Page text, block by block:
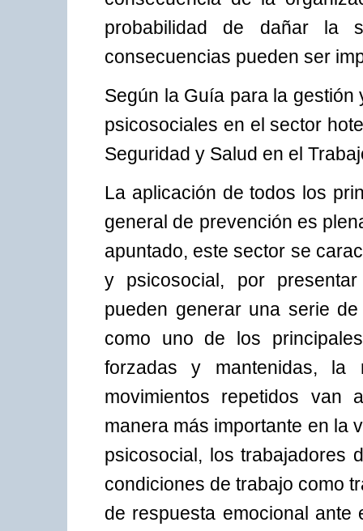
probabilidad de dañar la
consecuencias pueden ser
Según la Guía para la
psicosociales en el sector
Seguridad y Salud en el
La aplicación de todos los
general de prevención es
apuntado, este sector se
y psicosocial, por
pueden generar una serie
como uno de los
forzadas y mantenidas, la
movimientos repetidos
manera más importante en la
psicosocial, los trabajadores
condiciones de trabajo como
de respuesta emocional